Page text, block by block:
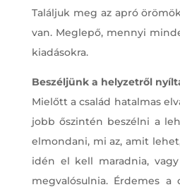
Találjuk meg az apró
van. Meglepő, mennyi
kiadásokra.
Beszéljünk a helyzetről
Mielőtt a család hatalmas
jobb őszintén beszélni a
elmondani, mi az, amit
idén el kell maradnia,
megvalósulnia. Érdemes a